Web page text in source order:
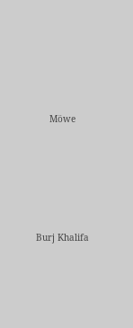
Möwe
Burj Khalifa